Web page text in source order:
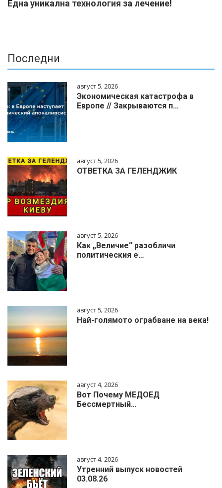
Една уникална технология за лечение!
Последни
август 5, 2026
Экономическая катастрофа в
Европе // Закрываются п…
август 5, 2026
ОТВЕТКА ЗА ГЕЛЕНДЖИК
август 5, 2026
Как „Величие“ разобличи
политическия е…
август 5, 2026
Най-голямото ограбване на века!
август 4, 2026
Вот Почему МЕДОЕД
Бессмертный…
август 4, 2026
Утренний выпуск новостей
03.08.26